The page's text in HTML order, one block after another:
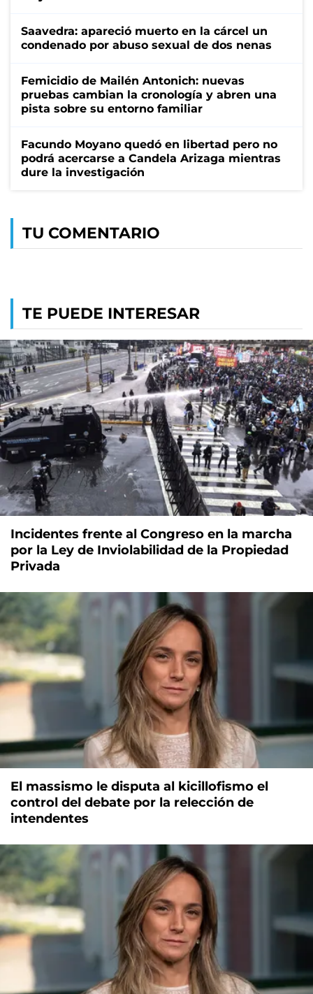
Saavedra: apareció muerto en la cárcel un
condenado por abuso sexual de dos nenas
Femicidio de Mailén Antonich: nuevas
pruebas cambian la cronología y abren una
pista sobre su entorno familiar
Facundo Moyano quedó en libertad pero no
podrá acercarse a Candela Arizaga mientras
dure la investigación
TU COMENTARIO
TE PUEDE INTERESAR
Incidentes frente al Congreso en la marcha
por la Ley de Inviolabilidad de la Propiedad
Privada
El massismo le disputa al kicillofismo el
control del debate por la relección de
intendentes